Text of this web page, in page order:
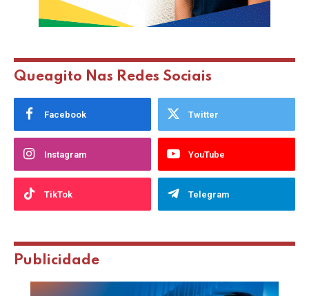
Queagito Nas Redes Sociais
Facebook Twitter
Instagram YouTube
TikTok Telegram
Publicidade